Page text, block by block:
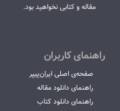
مقاله و کتابی نخواهید بود.
راهنمای کاربران
صفحه‌ی اصلی ایران‌پیپر
راهنمای دانلود مقاله
راهنمای دانلود کتاب